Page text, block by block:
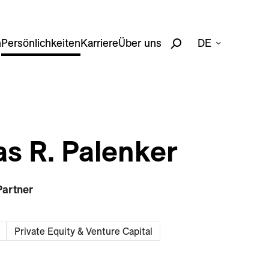
PersönlichkeitenKarriereÜber uns DE
R. Palenker
Private Equity & Venture Capital